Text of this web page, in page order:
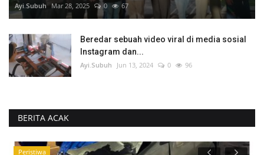
Ayi.Subuh Mar 28, 2025 0 67
Beredar sebuah video viral di media sosial
Instagram dan...
Ayi.Subuh Jun 13, 2024 0 96
BERITA ACAK
Hukum